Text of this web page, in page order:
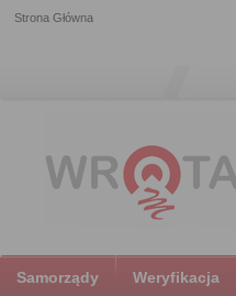
Strona Główna
Samorządy Weryfikacja